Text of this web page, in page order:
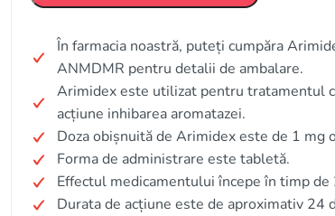
În farmacia noastră, puteți cumpăra
ANMDMR pentru detalii de ambalare.
Arimidex este utilizat pentru tratamentul
acțiune inhibarea aromatazei.
Doza obișnuită de Arimidex este de 1 mg
Forma de administrare este tabletă.
Effectul medicamentului începe în timp
Durata de acțiune este de aproximativ 24